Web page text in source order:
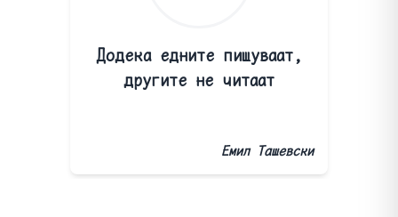
Додека едните пишуваат,
другите не читаат
Емил Ташевски